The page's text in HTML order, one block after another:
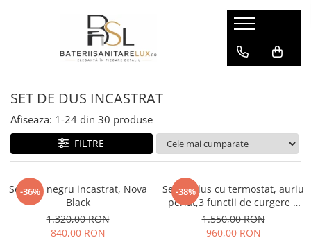
COLOANE/ PANEL DUS
COLOANE DUS
BATERII CADA
BATERIE CADA / ROBINET CADA
ACCESORII BAIE
DUS INTIM / DUS IGIENIC
PARA DUS
PRELUNGITOR COLOANA
RIGOLE PARDOSEALA
SET PORT PROSOP / SUPORT
HARTIE
VENTIL LAVOAR CLICK-CLACK
Chiuvete bucatarie
SET DE DUS INCASTRAT
Afiseaza: 1-24 din 30 produse
FILTRE
-36%
Set dus negru incastrat, Nova
Black
1.320,00 RON
840,00 RON
-38%
Set de dus cu termostat, auriu
periat,3 functii de curgere a
apei, ploaie si cascada
1.550,00 RON
960,00 RON